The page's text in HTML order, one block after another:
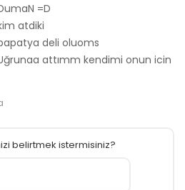
=D
atdiki
deli oluoms
attımm kendimi onun icin
belirtmek istermisiniz?